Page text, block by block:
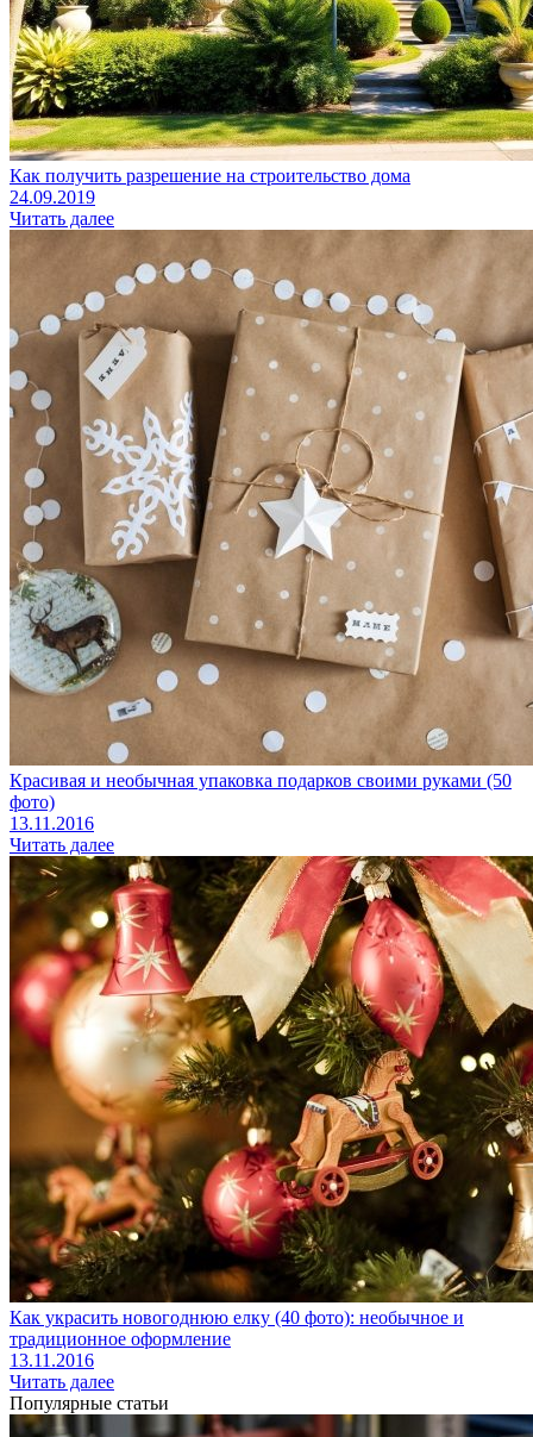
Как получить разрешение на строительство дома
24.09.2019
Читать далее
Красивая и необычная упаковка подарков своими руками (50
фото)
13.11.2016
Читать далее
Как украсить новогоднюю елку (40 фото): необычное и
традиционное оформление
13.11.2016
Читать далее
Популярные статьи